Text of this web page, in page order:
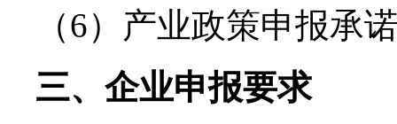
（6）产业政策申报承
三、企业申报要求